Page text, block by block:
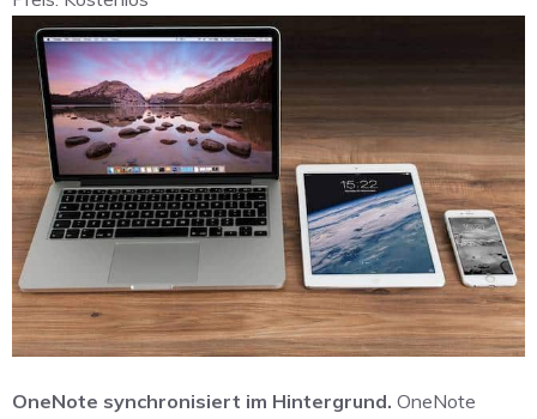
OneNote synchronisiert im Hintergrund. OneNote